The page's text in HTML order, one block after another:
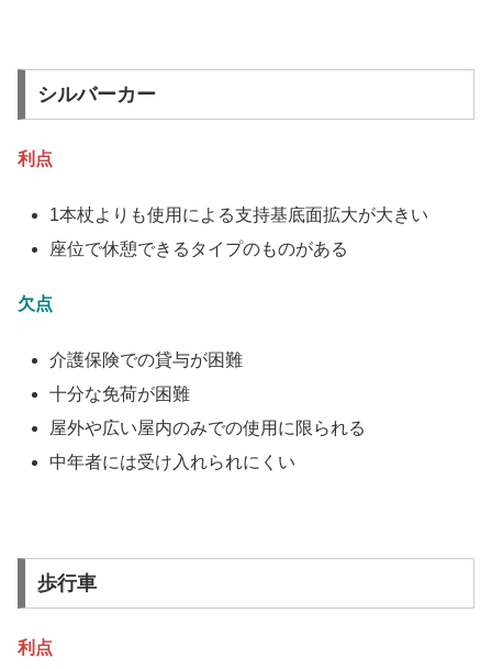
シルバーカー
利点
1本杖よりも使用による支持基底面拡大が大きい
座位で休憩できるタイプのものがある
欠点
介護保険での貸与が困難
十分な免荷が困難
屋外や広い屋内のみでの使用に限られる
中年者には受け入れられにくい
歩行車
利点